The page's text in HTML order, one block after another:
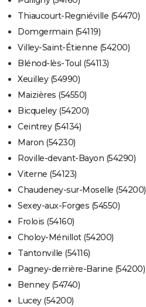
Thiaucourt-Regniéville (54470)
Domgermain (54119)
Villey-Saint-Étienne (54200)
Blénod-lès-Toul (54113)
Xeuilley (54990)
Maizières (54550)
Bicqueley (54200)
Ceintrey (54134)
Maron (54230)
Roville-devant-Bayon (54290)
Viterne (54123)
Chaudeney-sur-Moselle (54200)
Sexey-aux-Forges (54550)
Frolois (54160)
Choloy-Ménillot (54200)
Tantonville (54116)
Pagney-derrière-Barine (54200)
Benney (54740)
Lucey (54200)